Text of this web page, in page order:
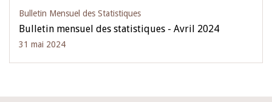
Bulletin Mensuel des Statistiques
Bulletin mensuel des statistiques - Avril 2024
31 mai 2024